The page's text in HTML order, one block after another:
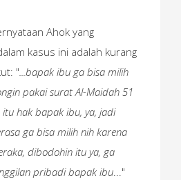
Ahok yang
kasus ini adalah kurang
"...bapak ibu ga bisa milih
pakai surat Al-Maidah 51
hak bapak ibu, ya, jadi
ga bisa milih nih karena
dibodohin itu ya, ga
pribadi bapak ibu..."